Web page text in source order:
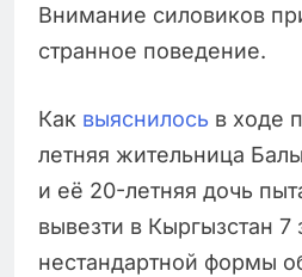
Внимание силовиков
странное поведение.
Как выяснилось в ходе
летняя жительница
и её 20-летняя дочь
вывезти в Кыргызстан 7
нестандартной формы